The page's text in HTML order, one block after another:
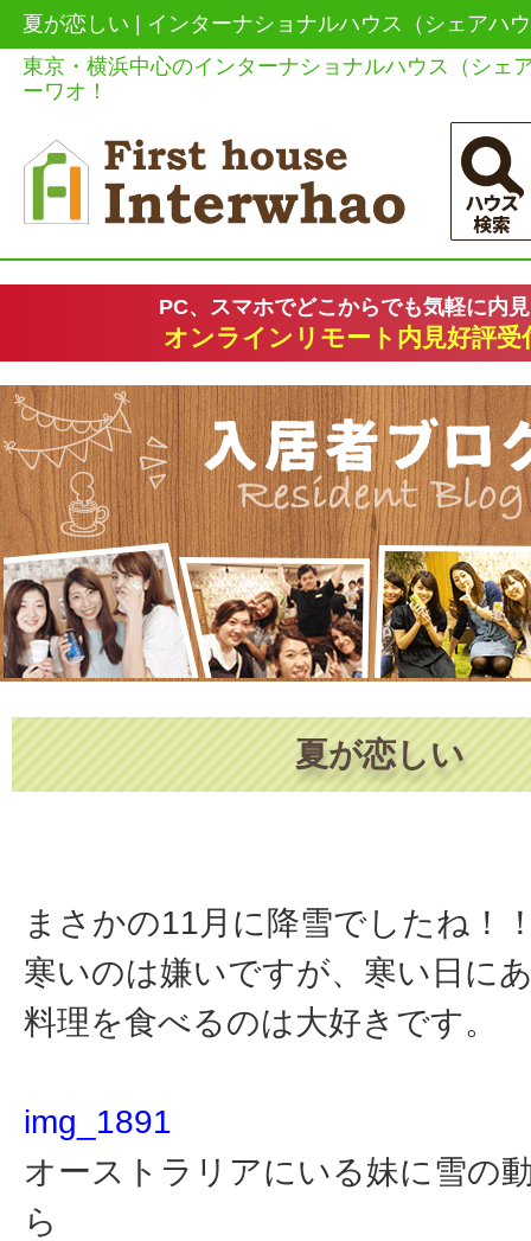
夏が恋しい | インターナショナルハウス（シェアハ
東京・横浜中心のインターナショナルハウス（シェ
ーワオ！
PC、スマホでどこからでも気軽に内
オンラインリモート内見好評受
夏が恋しい
まさかの11月に降雪でしたね！
寒いのは嫌いですが、寒い日に
料理を食べるのは大好きです。
img_1891
オーストラリアにいる妹に雪の
ら